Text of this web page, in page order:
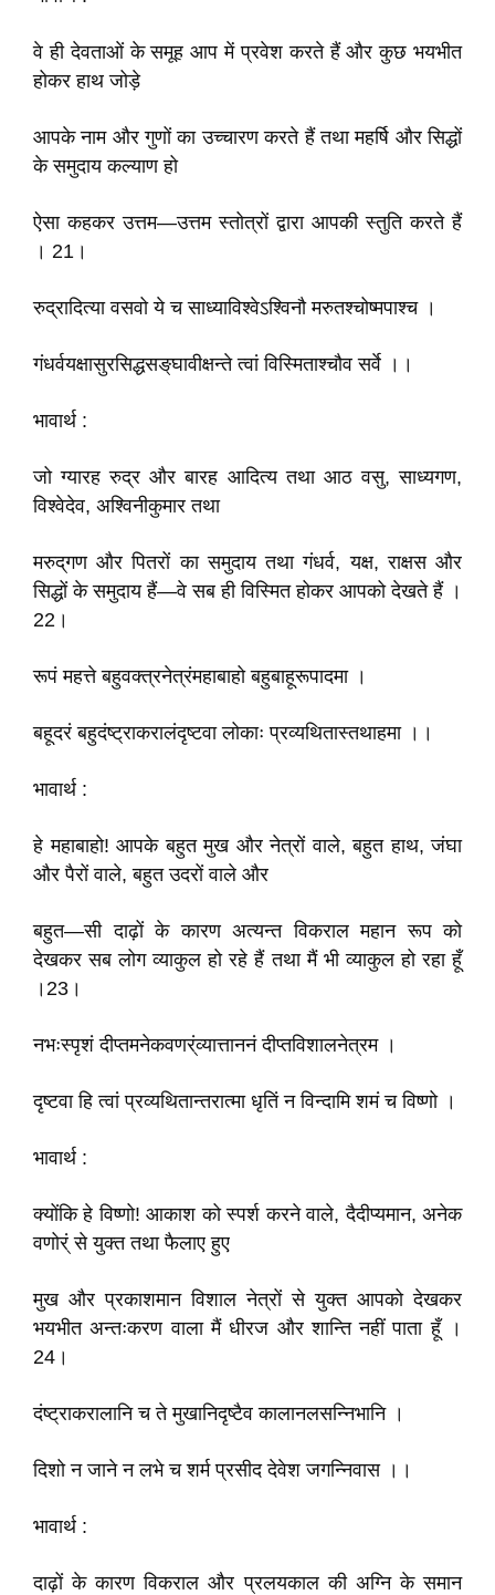
वे ही देवताओं के समूह आप में प्रवेश करते हैं और कुछ भयभीत
होकर हाथ जोड़े
आपके नाम और गुणों का उच्चारण करते हैं तथा महर्षि और सिद्धों
के समुदाय कल्याण हो
ऐसा कहकर उत्तम—उत्तम स्तोत्रों द्वारा आपकी स्तुति करते हैं
। 21।
रुद्रादित्या वसवो ये च साध्याविश्वेऽश्विनौ मरुतश्चोष्मपाश्च ।
गंधर्वयक्षासुरसिद्धसङ्‌घावीक्षन्ते त्वां विस्मिताश्चौव सर्वे ।।
भावार्थ :
जो ग्यारह रुद्र और बारह आदित्य तथा आठ वसु, साध्यगण,
विश्वेदेव, अश्विनीकुमार तथा
मरुद्‌गण और पितरों का समुदाय तथा गंधर्व, यक्ष, राक्षस और
सिद्धों के समुदाय हैं—वे सब ही विस्मित होकर आपको देखते हैं ।
22।
रूपं महत्ते बहुवक्त्रनेत्रंमहाबाहो बहुबाहूरूपादमा ।
बहूदरं बहुदंष्ट्राकरालंदृष्टवा लोकाः प्रव्यथितास्तथाहमा ।।
भावार्थ :
हे महाबाहो! आपके बहुत मुख और नेत्रों वाले, बहुत हाथ, जंघा
और पैरों वाले, बहुत उदरों वाले और
बहुत—सी दाढ़ों के कारण अत्यन्त विकराल महान रूप को
देखकर सब लोग व्याकुल हो रहे हैं तथा मैं भी व्याकुल हो रहा हूँ
।23।
नभःस्पृशं दीप्तमनेकवणर्ंव्यात्ताननं दीप्तविशालनेत्रम ।
दृष्टवा हि त्वां प्रव्यथितान्तरात्मा धृतिं न विन्दामि शमं च विष्णो ।
भावार्थ :
क्योंकि हे विष्णो! आकाश को स्पर्श करने वाले, दैदीप्यमान, अनेक
वणोर्ं से युक्त तथा फैलाए हुए
मुख और प्रकाशमान विशाल नेत्रों से युक्त आपको देखकर
भयभीत अन्तःकरण वाला मैं धीरज और शान्ति नहीं पाता हूँ ।
24।
दंष्ट्राकरालानि च ते मुखानिदृष्टैव कालानलसन्निभानि ।
दिशो न जाने न लभे च शर्म प्रसीद देवेश जगन्निवास ।।
भावार्थ :
दाढ़ों के कारण विकराल और प्रलयकाल की अग्नि के समान